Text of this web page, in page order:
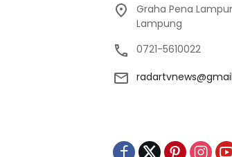
Graha Pena
Lampung
0721-5610022